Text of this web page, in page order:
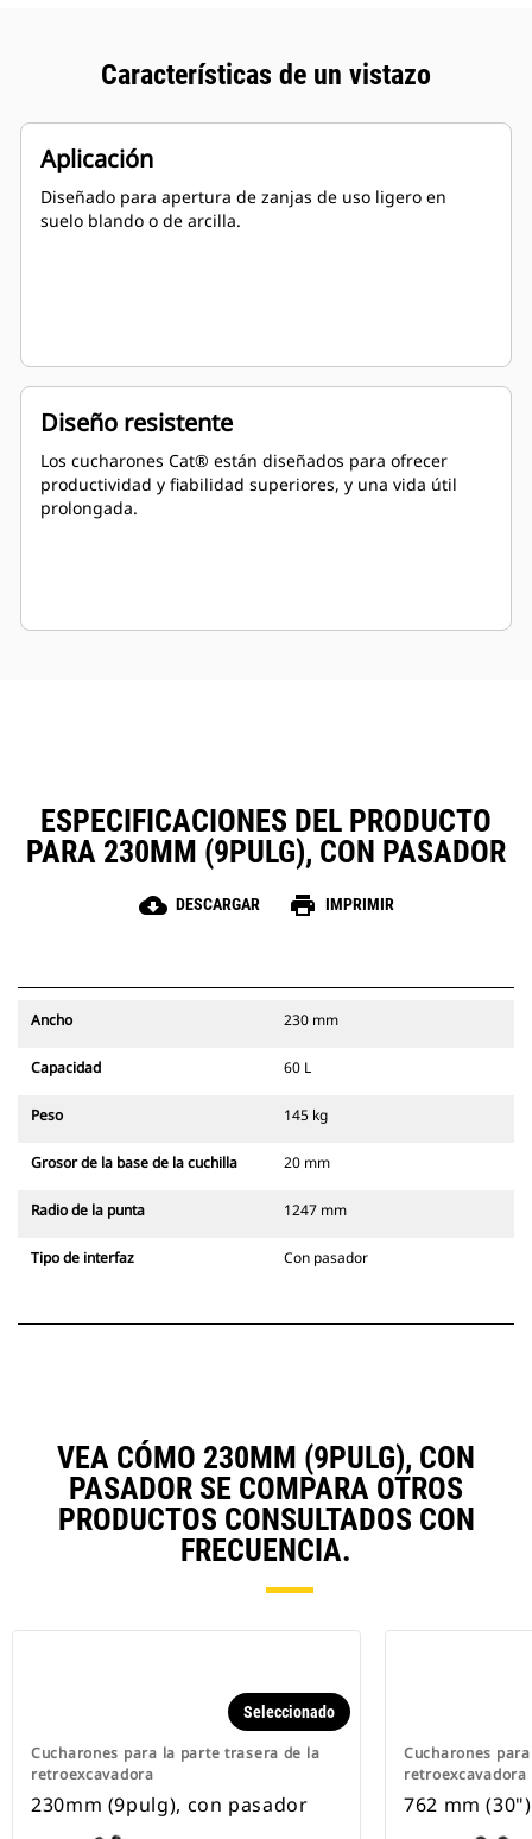
Características de un vistazo
Aplicación
Diseñado para apertura de zanjas de uso ligero en
suelo blando o de arcilla.
Diseño resistente
Los cucharones Cat® están diseñados para ofrecer
productividad y fiabilidad superiores, y una vida útil
prolongada.
ESPECIFICACIONES DEL PRODUCTO
PARA 230MM (9PULG), CON PASADOR
cloud_download DESCARGAR print IMPRIMIR
Ancho 230 mm
Capacidad 60 L
Peso 145 kg
Grosor de la base de la cuchilla 20 mm
Radio de la punta 1247 mm
Tipo de interfaz Con pasador
VEA CÓMO 230MM (9PULG), CON
PASADOR SE COMPARA OTROS
PRODUCTOS CONSULTADOS CON
FRECUENCIA.
Cucharones para la parte trasera de la
retroexcavadora
Seleccionado
230mm (9pulg), con pasador
Cucharones
retroexcavadora
762 mm